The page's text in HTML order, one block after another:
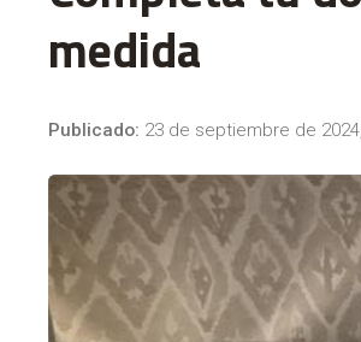
medida
Publicado: 23 de septiembre de